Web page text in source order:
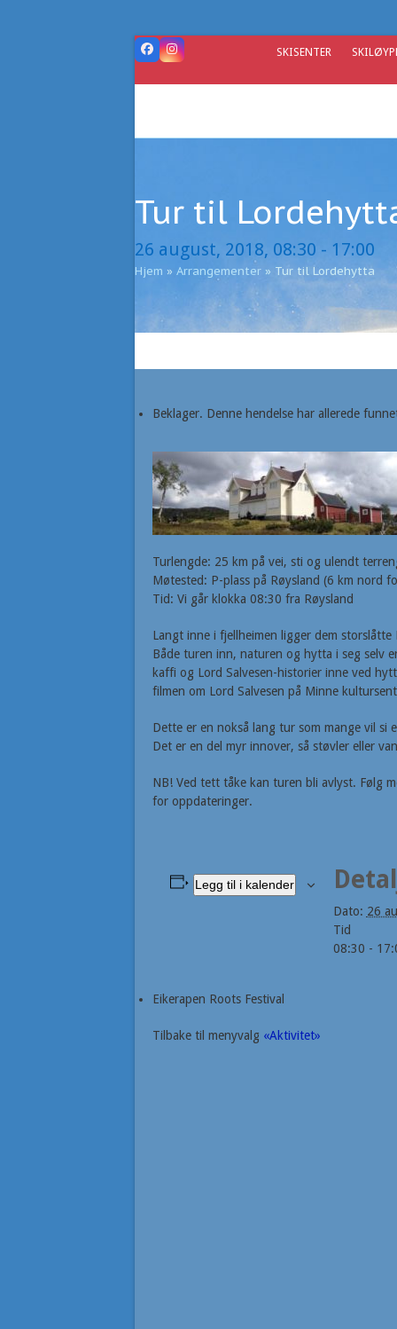
FacebookInstagram SKISENTER
Tur til
26 august, 2018, 08:30 - 17:00
Hjem » Arrangementer » Tur til Lordehytta
Beklager. Denne hendelse har allerede
Turlengde: 25 km på vei, sti og ulendt
Møtested: P-plass på Røysland (6 km nord
Tid: Vi går klokka 08:30 fra Røysland
Langt inne i fjellheimen ligger dem
Både turen inn, naturen og hytta i seg selv
kaffi og Lord Salvesen-historier inne ved
filmen om Lord Salvesen på Minne
Dette er en nokså lang tur som mange vil si
Det er en del myr innover, så støvler eller
NB! Ved tett tåke kan turen bli avlyst. Følg
for oppdateringer.
Legg til i kalender
Dato: 26
Tid
08:30 -
Eikerapen Roots Festival
Tilbake til menyvalg «Aktivitet»